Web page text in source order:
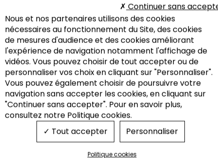
Recherche
Nous et nos partenaires utilisons des cookies
nécessaires au fonctionnement du Site, des cookies
de mesures d'audience et des cookies améliorant
l'expérience de navigation notamment l'affichage de
vidéos. Vous pouvez choisir de tout accepter ou de
personnaliser vos choix en cliquant sur "Personnaliser".
Vous pouvez également choisir de poursuivre votre
navigation sans accepter les cookies, en cliquant sur
"Continuer sans accepter". Pour en savoir plus,
consultez notre Politique cookies.
Tout accepter
Continuer sans
Personnaliser
Politique cookies